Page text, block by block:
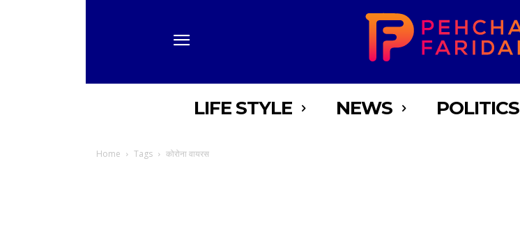
LIFE STYLE NEWS POLITICS
Home Tags कोरोना वायरस